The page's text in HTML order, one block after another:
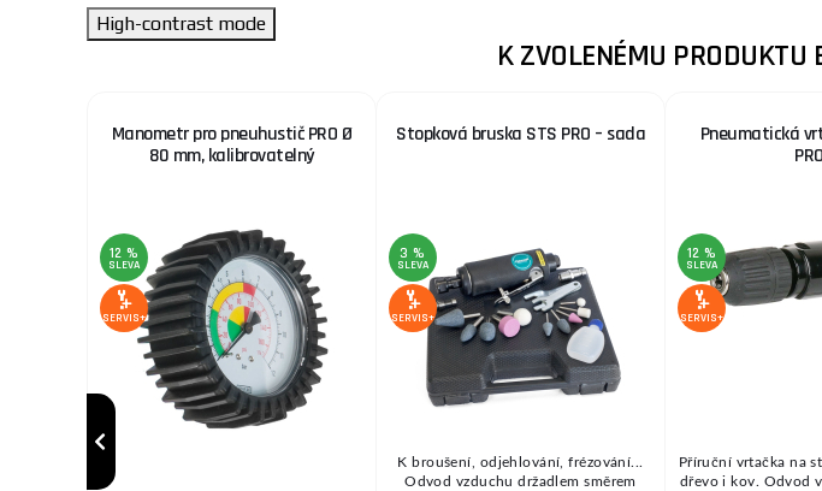
High-contrast mode
K ZVOLENÉMU
Manometr pro pneuhustič PRO Ø
80 mm, kalibrovatelný
12 %
SLEVA
SERVIS+
Stopková bruska STS PRO – sada
3 %
SLEVA
SERVIS+
K broušení, odjehlování, frézování...
Odvod vzduchu držadlem směrem
Pneumatická
PRO
12 %
SLEVA
SERVIS+
Příruční vrtačka na
dřevo i kov. Odvod